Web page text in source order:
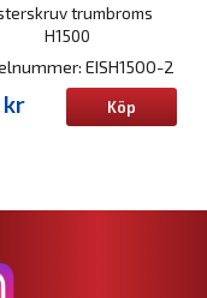
trumbroms
H1500
EISH1500-2
kr Köp